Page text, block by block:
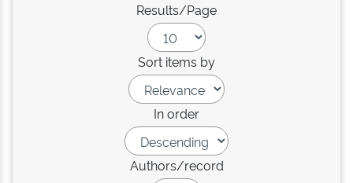
Results/Page
Sort items by
In order
Authors/record